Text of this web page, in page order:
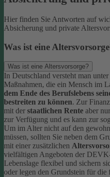
Hier finden Sie Antworten auf
Absicherung und private
Was ist eine
Was ist eine Altersvorsorge?
In Deutschland versteht man
Maßnahmen, die ein Mensch im
dem Ende des Berufslebens
bestreiten zu können. Zur
mit der staatlichen Rente aber
zur Verfügung und es kann zur
Um im Alter nicht auf den
müssen, sollten Sie neben dem
mit einer zusätzlichen
vielfältigen Angeboten der
Lebenslage flexibel und sichern
oder legen den Grundstein für